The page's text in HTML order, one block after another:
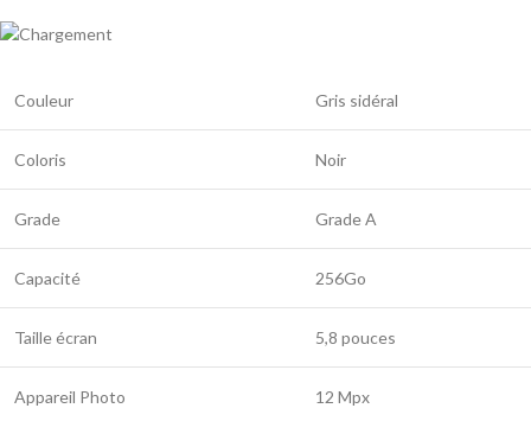
Couleur Gris sidéral
Coloris Noir
Grade Grade A
Capacité 256Go
Taille écran 5,8 pouces
Appareil Photo 12 Mpx